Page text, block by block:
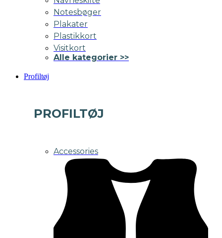
Notesbøger
Plakater
Plastikkort
Visitkort
Alle kategorier >>
Profiltøj
PROFILTØJ
Accessories